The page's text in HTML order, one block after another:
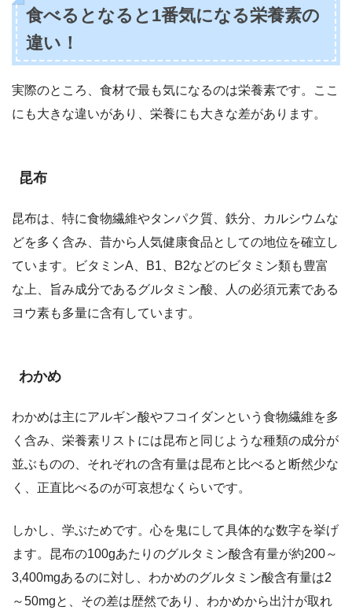
食べるとなると1番気になる栄養素の
違い！
実際のところ、食材で最も気になるのは栄養素です。ここ
にも大きな違いがあり、栄養にも大きな差があります。
昆布
昆布は、特に食物繊維やタンパク質、鉄分、カルシウムな
どを多く含み、昔から人気健康食品としての地位を確立し
ています。ビタミンA、B1、B2などのビタミン類も豊富
な上、旨み成分であるグルタミン酸、人の必須元素である
ヨウ素も多量に含有しています。
わかめ
わかめは主にアルギン酸やフコイダンという食物繊維を多
く含み、栄養素リストには昆布と同じような種類の成分が
並ぶものの、それぞれの含有量は昆布と比べると断然少な
く、正直比べるのが可哀想なくらいです。
しかし、学ぶためです。心を鬼にして具体的な数字を挙げ
ます。昆布の100gあたりのグルタミン酸含有量が約200～
3,400mgあるのに対し、わかめのグルタミン酸含有量は2
～50mgと、その差は歴然であり、わかめから出汁が取れ